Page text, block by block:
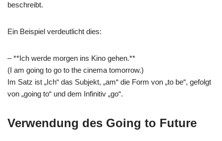
beschreibt.
Ein Beispiel verdeutlicht dies:
– **Ich werde morgen ins Kino gehen.**
(I am going to go to the cinema tomorrow.)
Im Satz ist „Ich“ das Subjekt, „am“ die Form von „to be“, gefolgt
von „going to“ und dem Infinitiv „go“.
Verwendung des Going to Future